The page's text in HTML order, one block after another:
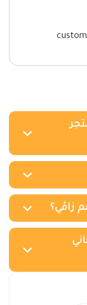
زاڤي؟